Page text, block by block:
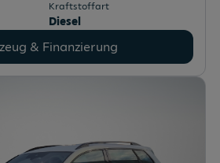
Kraftstoffart
Diesel
& Finanzierung